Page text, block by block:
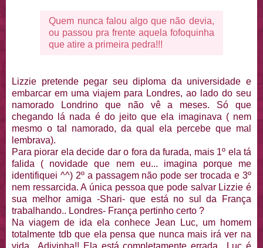
Quem nunca falou algo que não devia,
ou passou pra frente aquela fofoquinha
que atire a primeira pedra!!!
Lizzie pretende pegar seu diploma da universidade e
embarcar em uma viajem para Londres, ao lado do seu
namorado Londrino que não vê a meses. Só que
chegando lá nada é do jeito que ela imaginava ( nem
mesmo o tal namorado, da qual ela percebe que mal
lembrava).
Para piorar ela decide dar o fora da furada, mais 1º ela tá
falida ( novidade que nem eu... imagina porque me
identifiquei ^^) 2º a passagem não pode ser trocada e 3º
nem ressarcida. A única pessoa que pode salvar Lizzie é
sua melhor amiga -Shari- que está no sul da França
trabalhando.. Londres- França pertinho certo ?
Na viagem de ida ela conhece Jean Luc, um homem
totalmente tdb que ela pensa que nunca mais irá ver na